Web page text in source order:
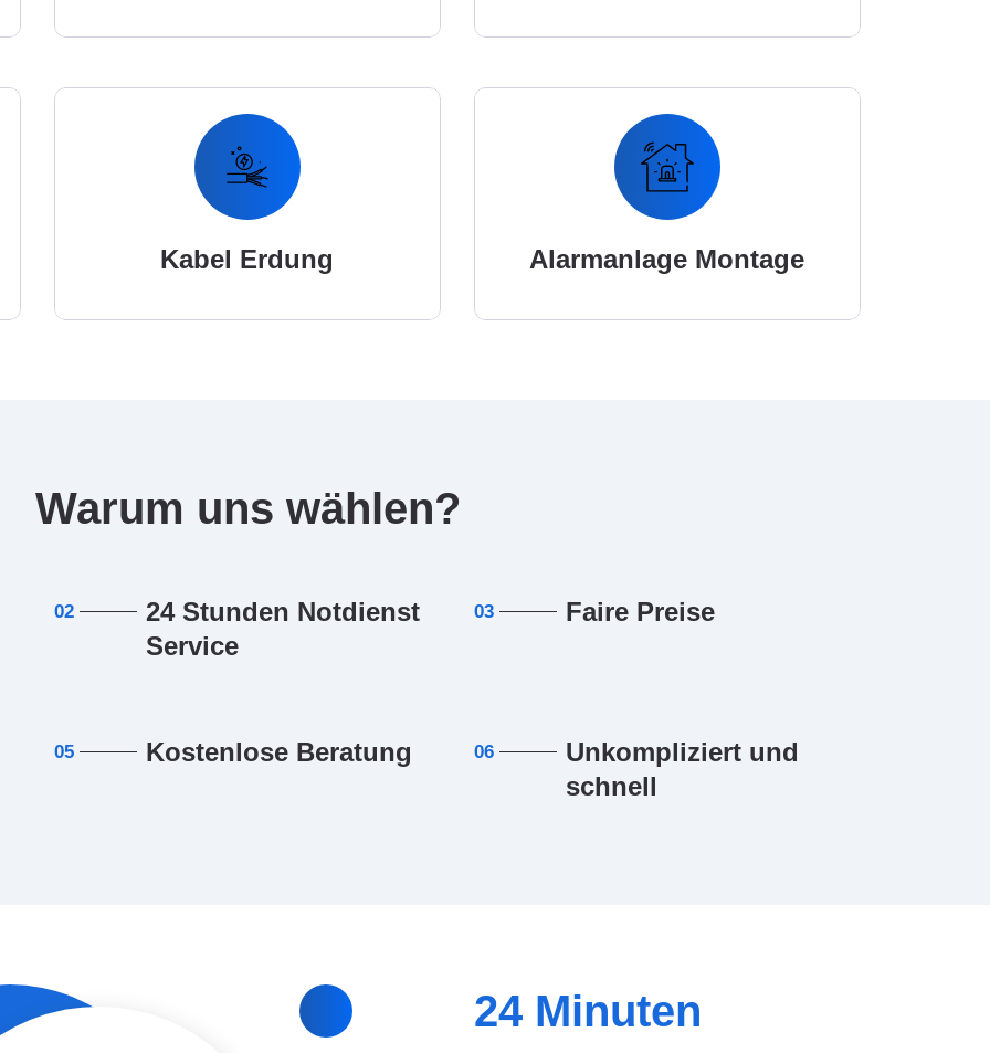
Kabel Erdung Alarmanlage Montage
Warum uns wählen?
02
24 Stunden Notdienst
Service
03 Faire Preise
05 Kostenlose Beratung 06
Unkompliziert und
schnell
24Minuten